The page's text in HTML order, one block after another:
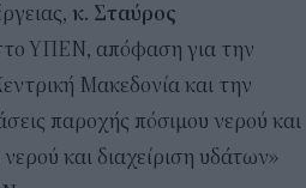
κ. Σταύρος
ΥΠΕΝ, απόφαση για την
Μακεδονία και την
παροχής πόσιμου νερού και
και διαχείριση υδάτων»